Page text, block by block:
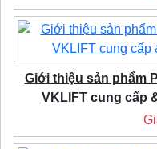
Giới thiệu sản phẩm
VKLIFT cung cấp